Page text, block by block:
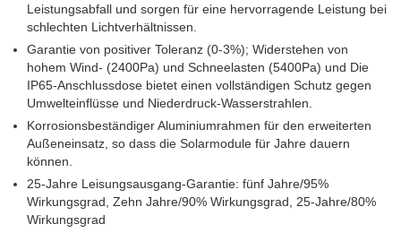
Leistungsabfall und sorgen für eine hervorragende Leistung bei
schlechten Lichtverhältnissen.
Garantie von positiver Toleranz (0-3%); Widerstehen von
hohem Wind- (2400Pa) und Schneelasten (5400Pa) und Die
IP65-Anschlussdose bietet einen vollständigen Schutz gegen
Umwelteinflüsse und Niederdruck-Wasserstrahlen.
Korrosionsbeständiger Aluminiumrahmen für den erweiterten
Außeneinsatz, so dass die Solarmodule für Jahre dauern
können.
25-Jahre Leisungsausgang-Garantie: fünf Jahre/95%
Wirkungsgrad, Zehn Jahre/90% Wirkungsgrad, 25-Jahre/80%
Wirkungsgrad